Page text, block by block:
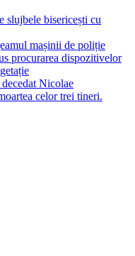
slujbele bisericești cu
mașinii de poliție
procurarea dispozitivelor
Nicolae
celor trei tineri.